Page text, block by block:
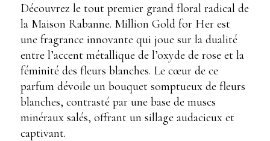
Découvrez le tout premier grand floral radical de
la Maison Rabanne. Million Gold for Her est
une fragrance innovante qui joue sur la dualité
entre l’accent métallique de l’oxyde de rose et la
féminité des fleurs blanches. Le cœur de ce
parfum dévoile un bouquet somptueux de fleurs
blanches, contrasté par une base de muscs
minéraux salés, offrant un sillage audacieux et
captivant.